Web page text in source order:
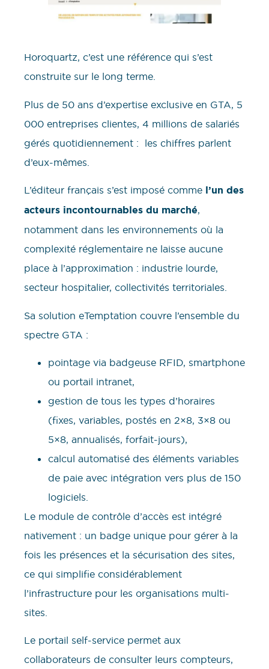
Horoquartz, c’est une référence qui s’est
construite sur le long terme.
Plus de 50 ans d’expertise exclusive en GTA, 5
000 entreprises clientes, 4 millions de salariés
gérés quotidiennement : les chiffres parlent
d’eux-mêmes.
L’éditeur français s’est imposé comme l’un des
acteurs incontournables du marché,
notamment dans les environnements où la
complexité réglementaire ne laisse aucune
place à l’approximation : industrie lourde,
secteur hospitalier, collectivités territoriales.
Sa solution eTemptation couvre l’ensemble du
spectre GTA :
pointage via badgeuse RFID, smartphone
ou portail intranet,
gestion de tous les types d’horaires
(fixes, variables, postés en 2×8, 3×8 ou
5×8, annualisés, forfait-jours),
calcul automatisé des éléments variables
de paie avec intégration vers plus de 150
logiciels.
Le module de contrôle d’accès est intégré
nativement : un badge unique pour gérer à la
fois les présences et la sécurisation des sites,
ce qui simplifie considérablement
l’infrastructure pour les organisations multi-
sites.
Le portail self-service permet aux
collaborateurs de consulter leurs compteurs,